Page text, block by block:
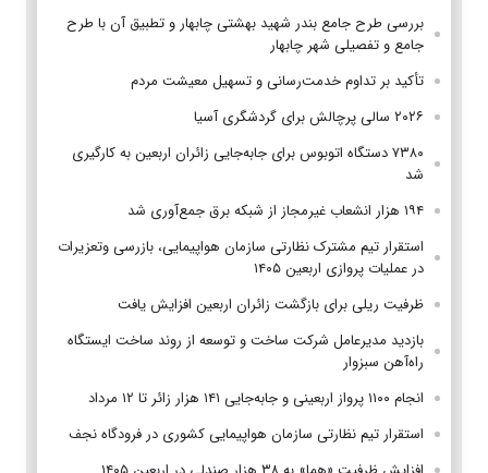
بررسی طرح جامع بندر شهید بهشتی چابهار و تطبیق آن با طرح
جامع و تفصیلی شهر چابهار
تأکید بر تداوم خدمت‌رسانی و تسهیل معیشت مردم
۲۰۲۶ سالی پرچالش برای گردشگری آسیا
۷۳۸۰ دستگاه اتوبوس برای جابه‌جایی زائران اربعین به‌ کارگیری
شد
۱۹۴ هزار انشعاب غیرمجاز از شبکه برق جمع‌آوری شد
استقرار تیم مشترک نظارتی سازمان هواپیمایی، بازرسی وتعزیرات
در عملیات پروازی اربعین ۱۴۰۵
ظرفیت ریلی برای بازگشت زائران اربعین افزایش یافت
بازدید مدیرعامل شرکت ساخت و توسعه از روند ساخت ایستگاه
راه‌آهن سبزوار
انجام ۱۱۰۰ پرواز اربعینی و جابه‌جایی ۱۴۱ هزار زائر تا ۱۲ مرداد
استقرار تیم‌ نظارتی سازمان هواپیمایی کشوری در فرودگاه نجف